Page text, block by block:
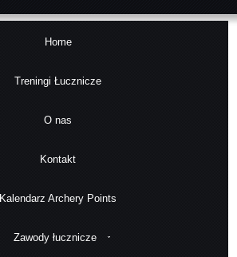
Home
Treningi Łucznicze
O nas
Kontakt
Kalendarz Archery Points
Zawody łucznicze